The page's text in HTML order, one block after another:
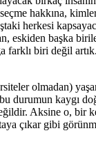
hakkına,
herkesi
eskiden başka
biri değil
olmadan)
durumun
Aksine o, bir
çıkar gibi